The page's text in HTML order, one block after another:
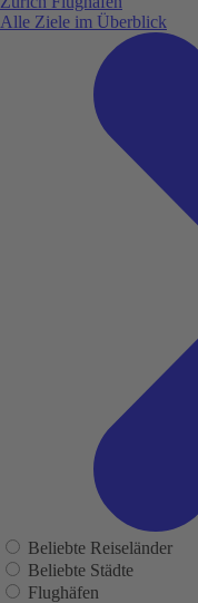
Alle Ziele im Überblick
Beliebte Reiseländer
Beliebte Städte
Flughäfen